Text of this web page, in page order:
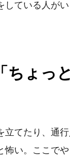
している人が
ちょっ
立てたり、通
怖い。ここで